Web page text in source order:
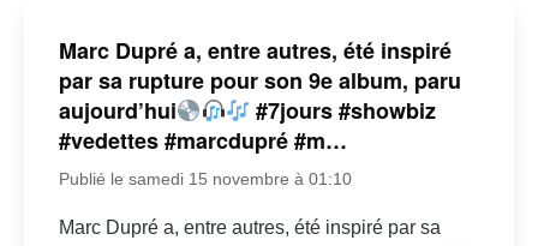
Marc Dupré a, entre autres, été inspiré
par sa rupture pour son 9e album, paru
aujourd’hui
#7jours #showbiz
#vedettes #marcdupré #m…
Publié le samedi 15 novembre à 01:10
Marc Dupré a, entre autres, été inspiré par sa